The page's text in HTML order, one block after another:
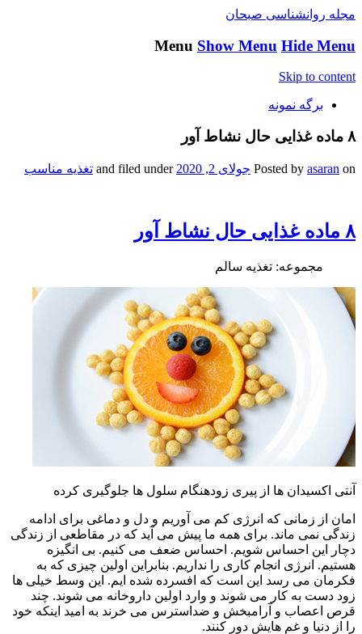
مجله روانشناسی صبحان
Menu Show Menu Hide Menu
Skip to content
برگه نمونه
٨ ماده غذایی حال نشاط آور
Posted by asaran on جولای 2, 2020 and filed under تغذیه مناسب
٨ ماده غذایی حال نشاط آور
مجموعه: تغذیه سالم
آنتی اکسیدان ها از پیری زودهنگام سلول ها جلوگیری کرده
امان از زمانی که انرژی کم می آوریم و دل و دماغی برای ادامه
زندگی نمی ماند. برای همه ما پیش می آید که در مقاطعی از زندگی
دچار این احساس شویم. احساس ضعف می کنیم. بی انگیزه
هستیم. انرژی انجام کاری را نداریم. بنابراین اولین چیزی که به
فکرمان می رسد این است که افسرده شده ایم. این وسط خیلی ها
زود دست به کار می شوند و وارد اولین داروخانه می شوند. چند
قرص اعصاب و آرامبخش و ضداسترس می خرند به امید اینکه خود
را از دنیا و غم هایش دور کنند.